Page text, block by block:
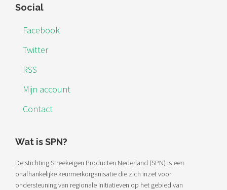
Footer
Social
Facebook
Twitter
RSS
Mijn account
Contact
Wat is SPN?
De stichting Streekeigen Producten Nederland (SPN) is een
onafhankelijke keurmerkorganisatie die zich inzet voor
ondersteuning van regionale initiatieven op het gebied van